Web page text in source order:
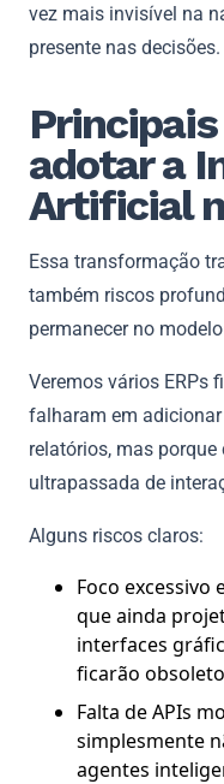
vez mais invisível na
presente nas decisões.
adotar a
Artificial
Essa transformação
também riscos
permanecer no
Veremos vários ERPs
falharam em
relatórios, mas
ultrapassada de
Alguns riscos claros:
Foco excessivo
que ainda
interfaces
ficarão
Falta de APIs
simplesmente
agentes